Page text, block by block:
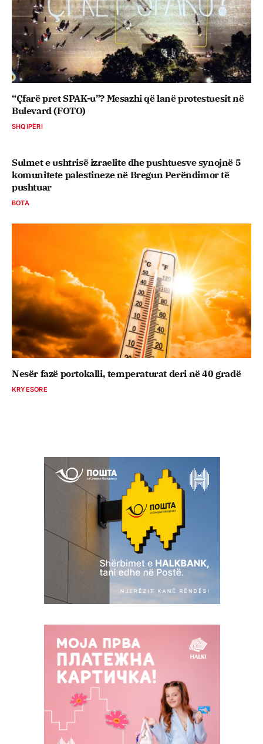
“Çfarë pret SPAK-u”? Mesazhi që lanë protestuesit në
Bulevard (FOTO)
SHQIPËRI
Sulmet e ushtrisë izraelite dhe pushtuesve synojnë 5
komunitete palestineze në Bregun Perëndimor të
pushtuar
BOTA
Nesër fazë portokalli, temperaturat deri në 40 gradë
KRYESORE